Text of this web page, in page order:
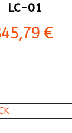
LC-01
€